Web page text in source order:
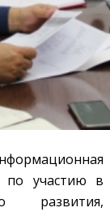
по участию в
развития,